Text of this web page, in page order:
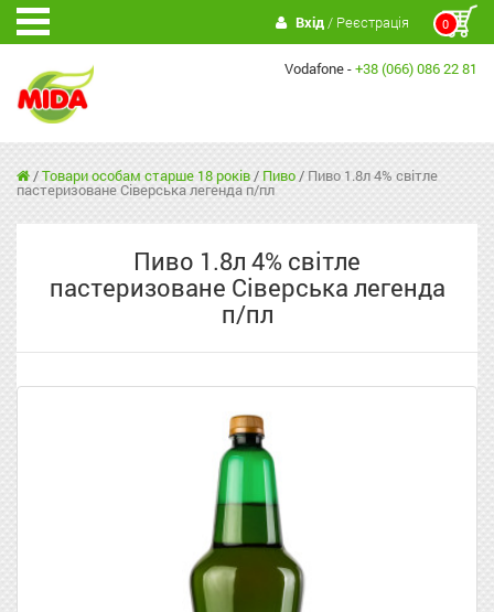
0
Вхід/ Реєстрація
Vodafone -+38 (066) 086 22 81
/Товари особам старше 18 років/ Пиво/ Пиво 1.8л 4% світле
пастеризоване Сіверська легенда п/пл
Пиво 1.8л 4% світле
пастеризоване Сіверська легенда
п/пл